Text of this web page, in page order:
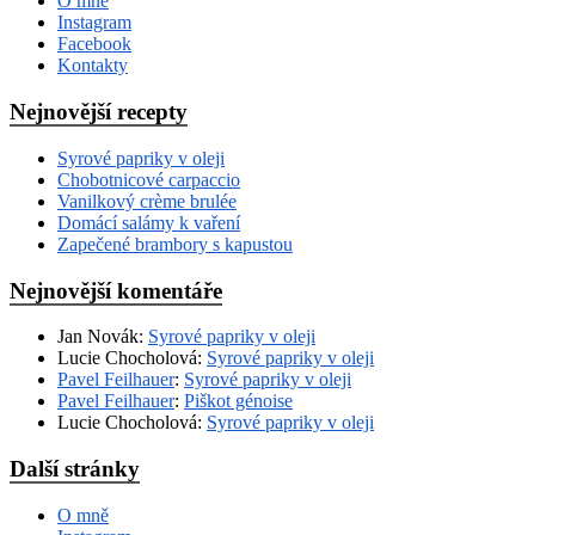
Instagram
Facebook
Kontakty
Nejnovější recepty
Syrové papriky v oleji
Chobotnicové carpaccio
Vanilkový crème brulée
Domácí salámy k vaření
Zapečené brambory s kapustou
Nejnovější komentáře
Jan Novák: Syrové papriky v oleji
Lucie Chocholová: Syrové papriky v oleji
Pavel Feilhauer: Syrové papriky v oleji
Pavel Feilhauer: Piškot génoise
Lucie Chocholová: Syrové papriky v oleji
Další stránky
O mně